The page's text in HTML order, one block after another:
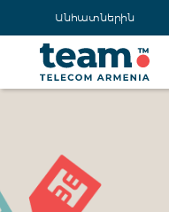
Անհատներին